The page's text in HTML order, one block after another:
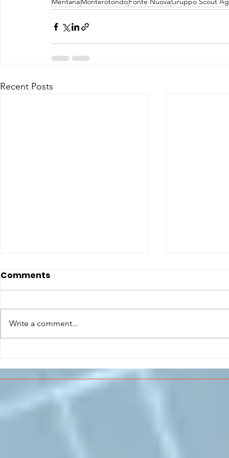
Recent Posts
PERCORSO DI
FORMAZIONE SCUOLA
LAVORO DEGLI STUDENTI
DEL “DE PINEDO-
superiori
Comments
Write a comment...